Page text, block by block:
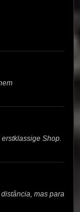
Shop.
mas para